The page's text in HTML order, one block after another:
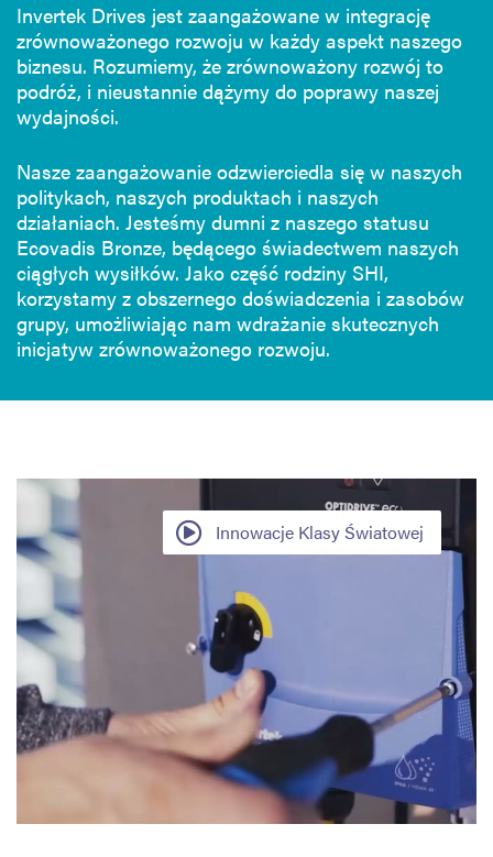
Invertek Drives jest zaangażowane w integrację
zrównoważonego rozwoju w każdy aspekt naszego
biznesu. Rozumiemy, że zrównoważony rozwój to
podróż, i nieustannie dążymy do poprawy naszej
wydajności.
Nasze zaangażowanie odzwierciedla się w naszych
politykach, naszych produktach i naszych
działaniach. Jesteśmy dumni z naszego statusu
Ecovadis Bronze, będącego świadectwem naszych
ciągłych wysiłków. Jako część rodziny SHI,
korzystamy z obszernego doświadczenia i zasobów
grupy, umożliwiając nam wdrażanie skutecznych
inicjatyw zrównoważonego rozwoju.
Innowacje Klasy Światowej